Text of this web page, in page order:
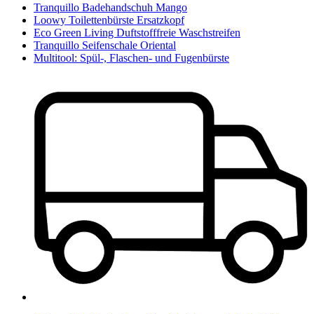
Tranquillo Badehandschuh Mango
Loowy Toilettenbürste Ersatzkopf
Eco Green Living Duftstofffreie Waschstreifen
Tranquillo Seifenschale Oriental
Multitool: Spül-, Flaschen- und Fugenbürste